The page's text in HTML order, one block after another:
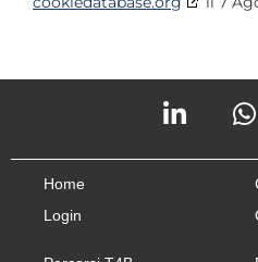
Home
Login